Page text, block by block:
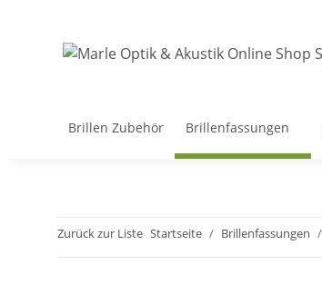
Brillen Zubehör Brillenfassungen
Zurück zur Liste Startseite Brillenfassungen